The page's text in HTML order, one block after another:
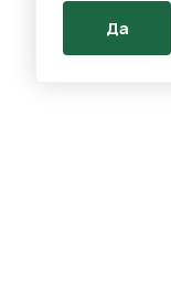
Да